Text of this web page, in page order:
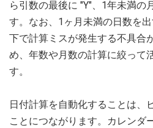
ら引数の最後に "Y"、1年未満の
す。なお、1ヶ月未満の日数を
下で計算ミスが発生する不具合
め、年数や月数の計算に絞って
す。
日付計算を自動化することは、
ことにつながります。カレンダ